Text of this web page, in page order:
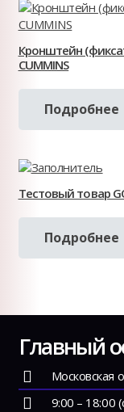
Кронштейн
CUMMINS
Подробнее
Тестовый товар
Подробнее
Главный
Московская
9:00 – 18:00